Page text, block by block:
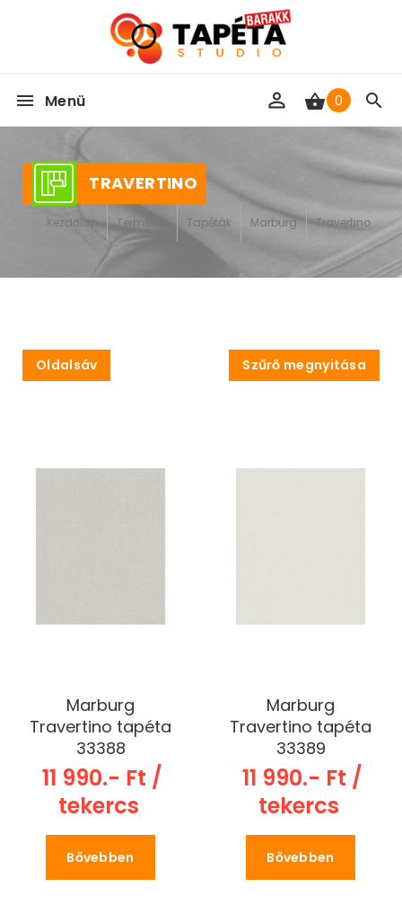
Menü 0
TRAVERTINO
Kezdőlap Termékek Tapéták Marburg Travertino
Oldalsáv Szűrő megnyitása
Marburg
Travertino tapéta
33388
11 990.- Ft /
tekercs
Bővebben
Marburg
Travertino tapéta
33389
11 990.- Ft /
tekercs
Bővebben